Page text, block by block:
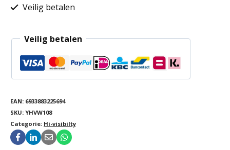
Veilig betalen
Veilig betalen
EAN: 6933883225694
SKU: YHVW108
Categorie: Hi-visibilty